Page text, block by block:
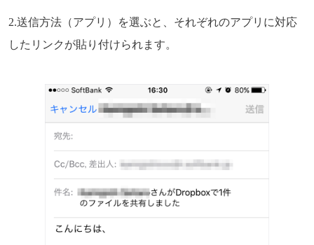
2.送信方法（アプリ）を選ぶと、それぞれのアプリに対応
したリンクが貼り付けられます。